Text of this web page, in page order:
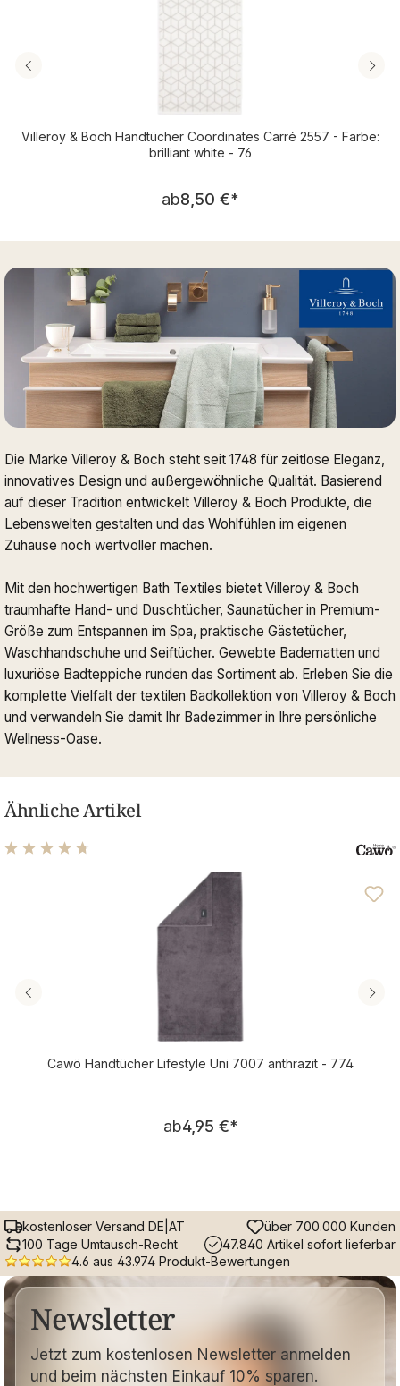
Villeroy & Boch Handtücher Coordinates Carré 2557 - Farbe:
brilliant white - 76
Regulärer Preis:
ab8,50 €*
Die Marke Villeroy & Boch steht seit 1748 für zeitlose Eleganz,
innovatives Design und außergewöhnliche Qualität. Basierend
auf dieser Tradition entwickelt Villeroy & Boch Produkte, die
Lebenswelten gestalten und das Wohlfühlen im eigenen
Zuhause noch wertvoller machen.
Mit den hochwertigen Bath Textiles bietet Villeroy & Boch
traumhafte Hand- und Duschtücher, Saunatücher in Premium-
Größe zum Entspannen im Spa, praktische Gästetücher,
Waschhandschuhe und Seiftücher. Gewebte Badematten und
luxuriöse Badteppiche runden das Sortiment ab. Erleben Sie die
komplette Vielfalt der textilen Badkollektion von Villeroy & Boch
und verwandeln Sie damit Ihr Badezimmer in Ihre persönliche
Wellness-Oase.
Ähnliche Artikel
Durchschnittliche Bewertung von 4.76 von 5 Sternen
Cawö Handtücher Lifestyle Uni 7007 anthrazit - 774
Regulärer Preis:
ab4,95 €*
kostenloser Versand DE|AT
über 700.000 Kunden
100 Tage Umtausch-Recht
47.840 Artikel sofort lieferbar
4.6 aus 43.974 Produkt-Bewertungen
Newsletter
Jetzt zum kostenlosen Newsletter anmelden
und beim nächsten Einkauf 10% sparen.